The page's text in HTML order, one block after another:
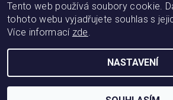
Klecany - Kralupy nad Vltavou -
Labem - Lovosice
2026 © RájProKoně.cz, všechna práva vyhrazena
Tento web používá soubory cookie.
tohoto webu vyjadřujete souhlas s
Více informací zde.
NASTAVENÍ